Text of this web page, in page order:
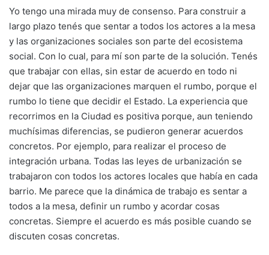
Yo tengo una mirada muy de consenso. Para construir a
largo plazo tenés que sentar a todos los actores a la mesa
y las organizaciones sociales son parte del ecosistema
social. Con lo cual, para mí son parte de la solución. Tenés
que trabajar con ellas, sin estar de acuerdo en todo ni
dejar que las organizaciones marquen el rumbo, porque el
rumbo lo tiene que decidir el Estado. La experiencia que
recorrimos en la Ciudad es positiva porque, aun teniendo
muchísimas diferencias, se pudieron generar acuerdos
concretos. Por ejemplo, para realizar el proceso de
integración urbana. Todas las leyes de urbanización se
trabajaron con todos los actores locales que había en cada
barrio. Me parece que la dinámica de trabajo es sentar a
todos a la mesa, definir un rumbo y acordar cosas
concretas. Siempre el acuerdo es más posible cuando se
discuten cosas concretas.